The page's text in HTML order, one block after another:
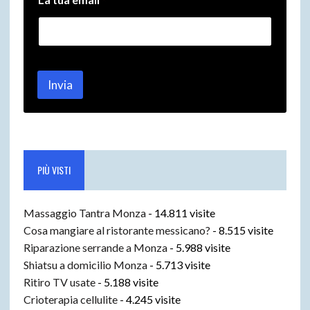
o
m
i
L
Invia
PIÙ VISTI
Massaggio Tantra Monza- 14.811 visite
Cosa mangiare al ristorante messicano? - 8.515 visite
Riparazione serrande a Monza- 5.988 visite
Shiatsu a domicilio Monza- 5.713 visite
Ritiro TV usate- 5.188 visite
Crioterapia cellulite- 4.245 visite